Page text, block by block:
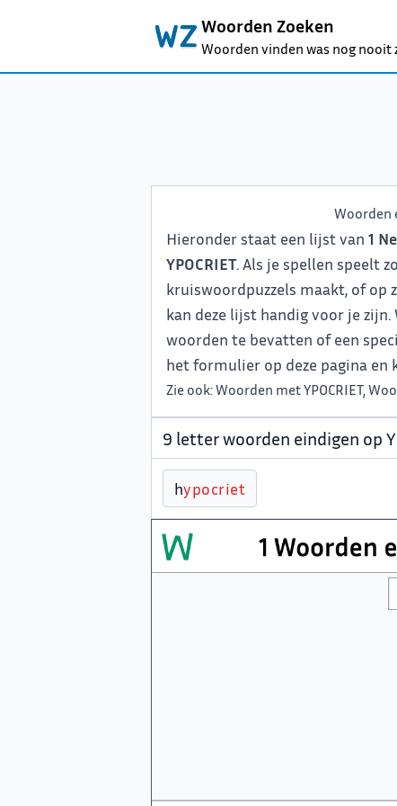
Woorden Zoeken
Woorden vinden was nog nooit
Woorden
Hieronder staat een lijst van 1
YPOCRIET. Als je spellen speelt
kruiswoordpuzzels maakt, of op
kan deze lijst handig voor je
woorden te bevatten of een
het formulier op deze pagina en
Zie ook:Woorden met YPOCRIET,
9 letter woorden eindigen op
hypocriet